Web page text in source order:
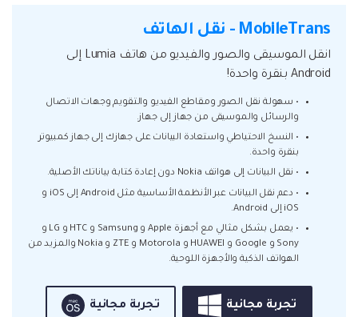
MobileTrans - نقل الهاتف
انقل الموسيقى والصور والفيديو من هاتف Lumia إلى
Android بنقرة واحدة!
• سهولة نقل الصور ومقاطع الفيديو والتقويم وجهات الاتصال
والرسائل والموسيقى من جهاز إلى جهاز.
• النسخ الاحتياطي واستعادة البيانات على جهازك إلى جهاز كمبيوتر
بنقرة واحدة.
• نقل البيانات إلى هواتف Nokia دون إعادة كتابة بياناتك الأصلية.
• دعم نقل البيانات عبر الأنظمة الأساسية مثل Android إلى iOS و
iOS إلى Android.
• يعمل بشكل مثالي مع أجهزة Apple و Samsung و HTC و LG و
Sony و Google و HUAWEI و Motorola و ZTE و Nokia والمزيد من
الهواتف الذكية والأجهزة اللوحية.
تجربة مجانية تجربة مجانية